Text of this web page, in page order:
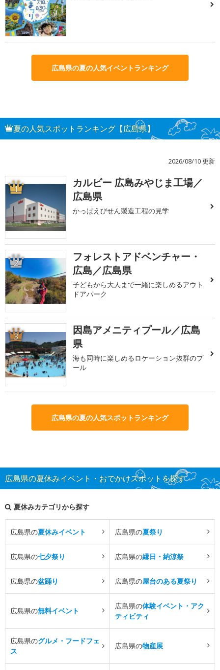
広島県の夏の人気イベントランキング
夏の人気スポットランキング【広島県】
2026/08/10 更新
1
カルビー 広島みやじま工場／
広島県
かっぱえびせん製造工程の見学
2
フォレストアドベンチャー・
広島／広島県
子どもから大人まで一緒に楽しめるアウト
ドアパーク
3
因島アメニティプール／広島
県
海も同時に楽しめるロケーション抜群のプ
ール
広島県の夏の人気スポットランキング
広島県の夏休みイベント・おでかけスポットを探す
夏休みカテゴリから探す
広島県の夏休みイベント 広島県の夏祭り
広島県の七夕祭り 広島県の縁日・納涼祭
広島県の盆踊り 広島県の屋台のある夏祭り
広島県の無料イベント
広島県の体験イベント・アク
ティビティ
広島県のグルメ・フードフェ
ス
広島県の物産展